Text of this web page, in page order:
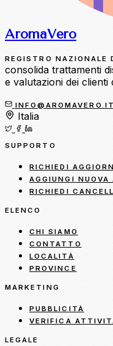
AromaVero
REGISTRO NAZIONALE
consolida trattamenti
e valutazioni dei clienti
INFO@AROMAVERO.IT
Italia
SUPPORTO
RICHIEDI
AGGIUNGI
RICHIEDI
ELENCO
CHI SIAMO
CONTATTO
LOCALITÀ
PROVINCE
MARKETING
PUBBLICITÀ
VERIFICA
LEGALE